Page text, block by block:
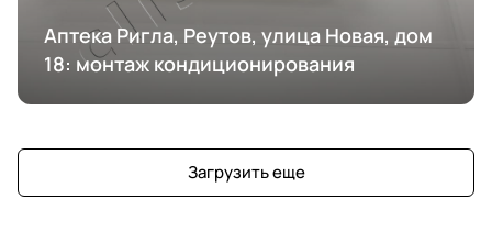
Аптека Ригла, Реутов, улица Новая, дом
18: монтаж кондиционирования
Загрузить еще